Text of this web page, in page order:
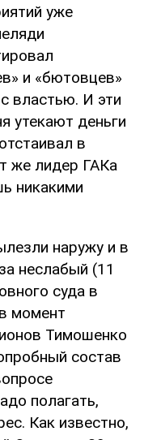
уже
и «бютовцев»
властью. И эти
утекают деньги
в
же лидер ГАКа
никакими
наружу и в
неслабый (11
суда в
момент
Тимошенко
состав
полагать,
Как известно,